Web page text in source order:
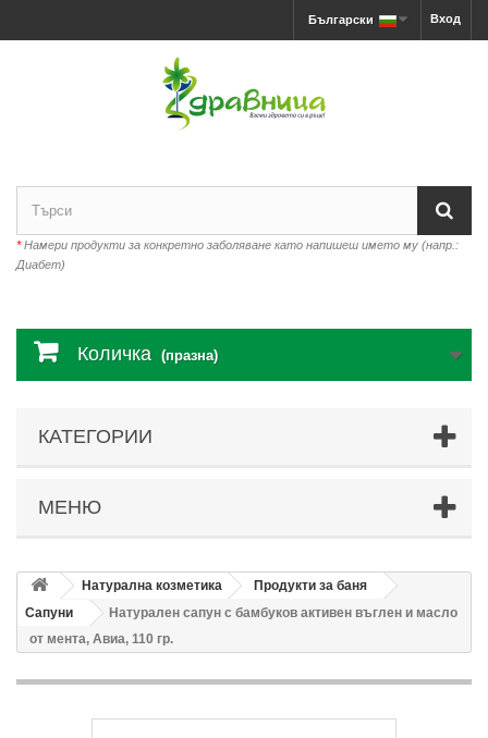
Вход
Български
*Намери продукти за конкретно заболяване като напишеш името му (напр.:
Диабет)
Количка (празна)
КАТЕГОРИИ
МЕНЮ
Натурална козметика
Продукти за баня
Сапуни
Натурален сапун с бамбуков активен въглен и масло
от мента, Авиа, 110 гр.